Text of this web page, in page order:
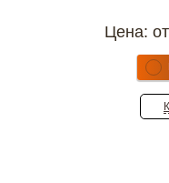
Цена: от